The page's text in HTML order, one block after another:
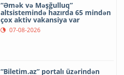
“Əmək və Məşğulluq”
altsistemində hazırda 65 mindən
çox aktiv vakansiya var
07-08-2026
“Biletim.az” portalı üzərindən